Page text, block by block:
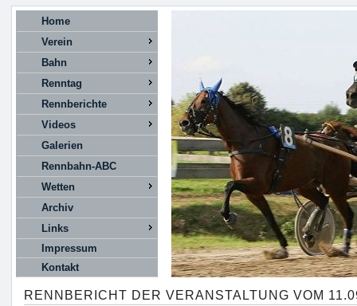
Home
Verein
Bahn
Renntag
Rennberichte
Videos
Galerien
Rennbahn-ABC
Wetten
Archiv
Links
Impressum
Kontakt
RENNBERICHT DER VERANSTALTUNG VOM